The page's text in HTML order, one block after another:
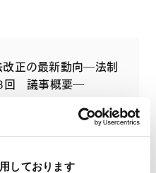
しております
改正の最新動向―法制
回 議事概要―